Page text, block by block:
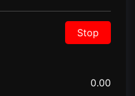
Stop
0.00